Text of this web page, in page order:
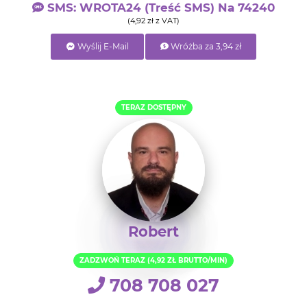
SMS: WROTA24 (treść SMS) Na 74240
(4,92 zł z VAT)
Wyślij E-Mail Wróżba za 3,94 zł
TERAZ DOSTĘPNY
Robert
ZADZWOŃ TERAZ (4,92 ZŁ BRUTTO/MIN)
708 708 027